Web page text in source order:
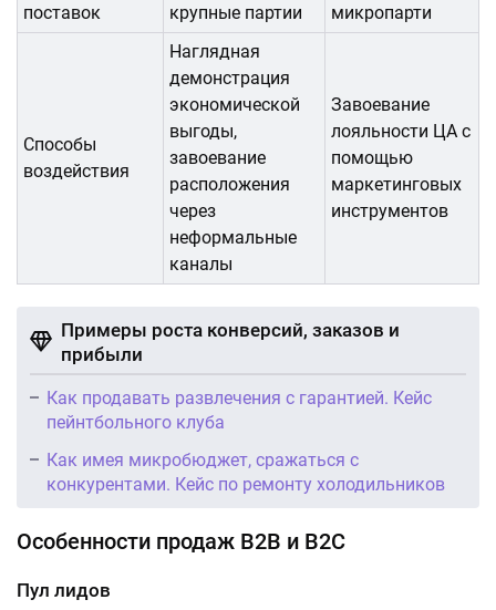
поставок
крупные партии
микропарти
Способы
воздействия
Наглядная
демонстрация
экономической
выгоды,
завоевание
расположения
через
неформальные
каналы
Завоевание
лояльности ЦА с
помощью
маркетинговых
инструментов
Примеры роста конверсий, заказов и
прибыли
Как продавать развлечения с гарантией. Кейс
пейнтбольного клуба
Как имея микробюджет, сражаться с
конкурентами. Кейс по ремонту холодильников
Особенности продаж B2B и B2C
Пул лидов